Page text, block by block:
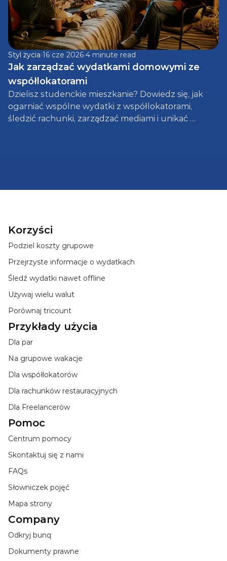
Styl życia 16 cze 2026 4 minute read
Jak zarządzać wydatkami domowymi ze
współlokatorami
Dzielisz studenckie mieszkanie? Dowiedz się, jak
ogarniać wspólne wydatki z współlokatorami,
śledzić rachunki, zarządzać mediami i unikać
Korzyści
Podziel koszty grupowe
Przejrzyste informacje o wydatkach
Śledź wydatki nawet offline
Używaj wielu walut
Porównaj tricount
Przykłady użycia
Dla par
Na grupowe wakacje
Dla współlokatorów
Dla rachunków restauracyjnych
Dla Freelancerów
Pomoc
Centrum pomocy
Skontaktuj się z nami
FAQs
Słowniczek pojęć
Mapa strony
Company
Odkryj bunq
Dokumenty prawne